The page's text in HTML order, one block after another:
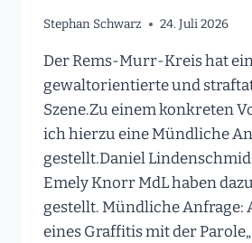
Stephan Schwarz 24. Juli 2026
Der Rems-Murr-Kreis hat
gewaltorientierte und
Szene.Zu einem konkreten
ich hierzu eine Mündliche
gestellt.Daniel
Emely Knorr MdL haben
gestellt. Mündliche Anfrage:
eines Graffitis mit der